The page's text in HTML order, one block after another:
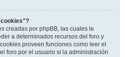
creadas por phpBB, las cuales le
a determinados recursos del foro y
proveen funciones como leer el
foro por el usuario si la administración